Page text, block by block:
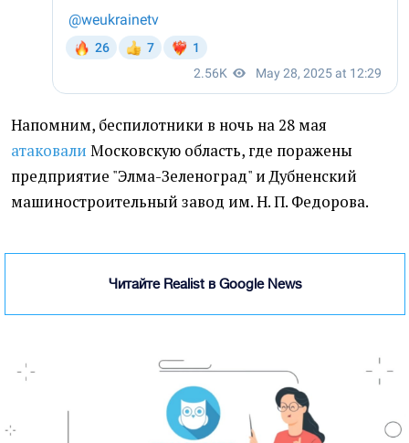
Напомним, беспилотники в ночь на 28 мая
атаковали Московскую область, где поражены
предприятие "Элма-Зеленоград" и Дубненский
машиностроительный завод им. Н. П. Федорова.
Читайте Realist в Google News